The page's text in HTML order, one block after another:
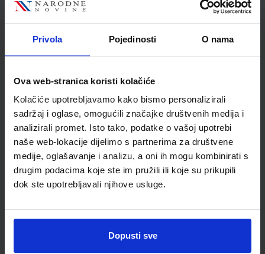
Privola Pojedinosti O nama
Ova web-stranica koristi kolačiće
Kolačiće upotrebljavamo kako bismo personalizirali
sadržaj i oglase, omogućili značajke društvenih medija i
analizirali promet. Isto tako, podatke o vašoj upotrebi
naše web-lokacije dijelimo s partnerima za društvene
medije, oglašavanje i analizu, a oni ih mogu kombinirati s
drugim podacima koje ste im pružili ili koje su prikupili
dok ste upotrebljavali njihove usluge.
Dopusti sve
Detalji proizvoda
proizvodima i uslugama, akcijama i drugim